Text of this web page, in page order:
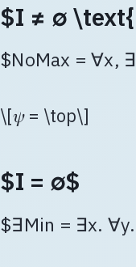
$I ≠ ∅
$NoMax = ∀x,
\[𝜓 = \top\]
$I = ∅$
$∃Min = ∃x.